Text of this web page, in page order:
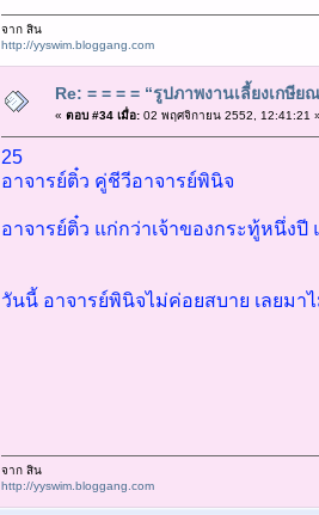
จาก สิน
http://yyswim.bloggang.com
Re: = = = = “รูปภาพงานเลี้ยงเกษี
« ตอบ #34 เมื่อ:02 พฤศจิกายน 2552, 12:41:21
25
อาจารย์ติ๋ว คู่ชีวีอาจารย์พินิจ
อาจารย์ติ๋ว แก่กว่าเจ้าของกระทู้หนึ่งปี
วันนี้ อาจารย์พินิจไม่ค่อยสบาย เลยมา
จาก สิน
http://yyswim.bloggang.com